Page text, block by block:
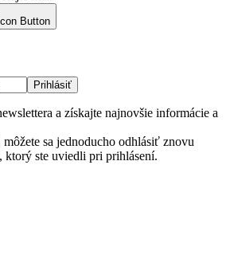
Button
Prihlásiť
a získajte najnovšie informácie a
sa jednoducho odhlásiť znovu
ktorý ste uviedli pri prihlásení.